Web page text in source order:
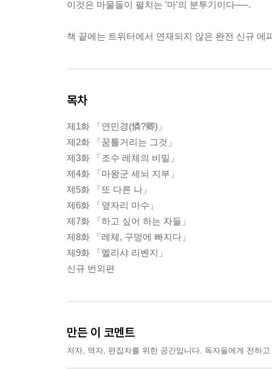
이것은 마물들이 펼치는 '마'의 분투기이다──.
책 끝에는 트위터에서 연재되지 않은 완전 신규 에
목차
제1화 「연민경(憐?卿)」
제2화 「꿈틀거리는 그것」
제3화 「조수 레체의 비밀」
제4화 「마왕군 세뇌 지부」
제5화 「또 다른 나」
제6화 「옆자리 마수」
제7화 「하고 싶어 하는 자들」
제8화 「레체, 구멍에 빠지다」
제9화 「멜리샤 리벤지」
신규 번외편
만든 이 코멘트
저자, 역자, 편집자를 위한 공간입니다. 독자들에게 전하